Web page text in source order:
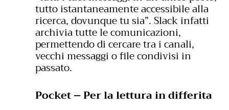
tutto istantaneamente accessibile alla
ricerca, dovunque tu sia”. Slack infatti
archivia tutte le comunicazioni,
permettendo di cercare tra i canali,
vecchi messaggi o file condivisi in
passato.
Pocket – Per la lettura in differita